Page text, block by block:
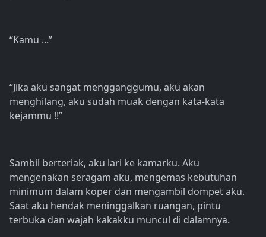
“Kamu ...”
“Jika aku sangat mengganggumu, aku akan
menghilang, aku sudah muak dengan kata-kata
kejammu !!”
Sambil berteriak, aku lari ke kamarku. Aku
mengenakan seragam aku, mengemas kebutuhan
minimum dalam koper dan mengambil dompet aku.
Saat aku hendak meninggalkan ruangan, pintu
terbuka dan wajah kakakku muncul di dalamnya.